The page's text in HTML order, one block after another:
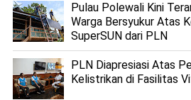
Pulau Polewali Kini
Warga Bersyukur Atas
SuperSUN dari PLN
PLN Diapresiasi Atas
Kelistrikan di Fasilitas